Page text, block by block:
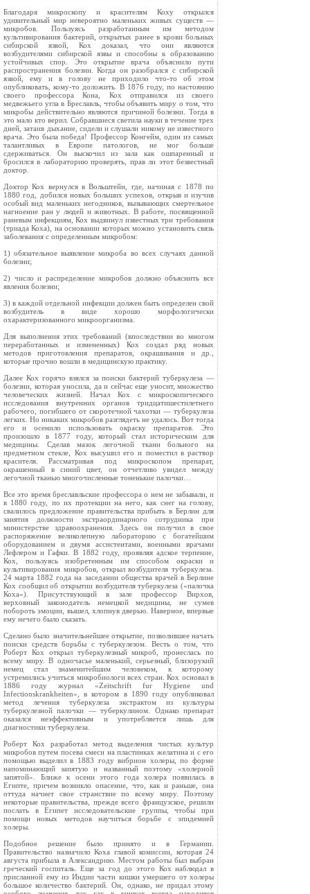
Благодаря микроскопу и красителям Коху открылся
удивительный мир невероятно маленьких живых существ —
микробов. Пользуясь разработанным им методом
культивирования бактерий, открытых ранее в крови больных
сибирской язвой, Кох доказал, что они являются
возбудителями сибирской язвы и способны к образованию
устойчивых спор. Это открытие врача объяснило пути
распространения болезни. Когда он разобрался с сибирской
язвой, ему и в голову не приходило что-то об этом
опубликовать, кому-то доложить. В 1876 году, по настоянию
своего профессора Кона, Кох отправился из своего
медвежьего угла в Бреславль, чтобы объявить миру о том, что
микробы действительно являются причиной болезни. Тогда в
это мало кто верил. Собравшиеся светила науки в течение трех
дней, затаив дыхание, сидели и слушали никому не известного
врача. Это была победа! Профессор Конгейм, один из самых
талантливых в Европе патологов, не мог больше
сдерживаться. Он выскочил из зала как ошпаренный и
бросился в лабораторию проверять, прав ли этот безвестный
доктор.
Доктор Кох вернулся в Вольштейн, где, начиная с 1878 по
1880 год, добился новых больших успехов, открыв и изучив
особый вид маленьких негодников, вызывающих смертельное
нагноение ран у людей и животных. В работе, посвященной
раневым инфекциям, Кох выдвинул известных три требования
(триада Коха), на основании которых можно установить связь
заболевания с определенным микробом:
1) обязательное выявление микроба во всех случаях данной
болезни;
2) число и распределение микробов должно объяснить все
явления болезни;
3) в каждой отдельной инфекции должен быть определен свой
возбудитель в виде хорошо морфологически
охарактеризованного микроорганизма.
Для выполнения этих требований (впоследствии во многом
переработанных и измененных) Кох создал ряд новых
методов приготовления препаратов, окрашивания и др.,
которые прочно вошли в медицинскую практику.
Далее Кох горячо взялся за поиски бактерий туберкулеза —
болезни, которая уносила, да и сейчас еще уносит, множество
человеческих жизней. Начал Кох с микроскопического
исследования внутренних органов тридцатишестилетнего
рабочего, погибшего от скоротечной чахотки — туберкулеза
легких. Но никаких микробов разглядеть не удалось. Вот тогда
его и осенило использовать окраску препаратов. Это
произошло в 1877 году, который стал историческим для
медицины. Сделав мазок легочной ткани больного на
предметном стекле, Кох высушил его и поместил в раствор
красителя. Рассматривая под микроскопом препарат,
окрашенный в синий цвет, он отчетливо увидел между
легочной тканью многочисленные тоненькие палочки…
Все это время бреславльские профессора о нем не забывали, и
в 1880 году, по их протекции на него, как снег на голову,
свалилось предложение правительства прибыть в Берлин для
занятия должности экстраординарного сотрудника при
министерстве здравоохранения. Здесь он получил в свое
распоряжение великолепную лабораторию с богатейшим
оборудованием и двумя ассистентами, военными врачами
Лефлером и Гафки. В 1882 году, проявляя адское терпение,
Кох, пользуясь изобретенным им способом окраски и
культивирования микробов, открыл возбудителя туберкулеза.
24 марта 1882 года на заседании общества врачей в Берлине
Кох сообщил об открытии возбудителя туберкулеза («палочка
Коха»). Присутствующий в зале профессор Вирхов,
верховный законодатель немецкой медицины, не сумев
побороть эмоции, вышел, хлопнув дверью. Наверное, впервые
ему нечего было сказать.
Сделано было значительнейшее открытие, позволившее начать
поиски средств борьбы с туберкулезом. Весть о том, что
Роберт Кох открыл туберкулезный микроб, пронеслась по
всему миру. В одночасье маленький, серьезный, близорукий
немец стал знаменитейшим человеком, к которому
устремились учиться микробиологи всех стран. Кох основал в
1886 году журнал «Zeitschrift fur Hygiene und
Infectionskrankheiten», в котором в 1890 году опубликовал
метод лечения туберкулеза экстрактом из культуры
туберкулезной палочки — туберкулином. Однако препарат
оказался неэффективным и употребляется лишь для
диагностики туберкулеза.
Роберт Кох разработал метод выделения чистых культур
микробов путем посева смеси на пластинках желатина и с его
помощью выделил в 1883 году вибрион холеры, по форме
напоминающий запятую и названный поэтому «холерной
запятой». Ближе к осени этого года холера появилась в
Египте, причем возникло опасение, что, как и раньше, она
оттуда начнет свое странствие по всему миру. Поэтому
некоторые правительства, прежде всего французское, решили
послать в Египет исследовательские группы, чтобы при
помощи новых методов научиться борьбе с эпидемией
холеры.
Подобное решение было принято и в Германии.
Правительство назначило Коха главой комиссии, которая 24
августа прибыла в Александрию. Местом работы был выбран
греческий госпиталь. Еще за год до этого Кох наблюдал в
присланной ему из Индии части кишки умершего от холеры
большое количество бактерий. Он, однако, не придал этому